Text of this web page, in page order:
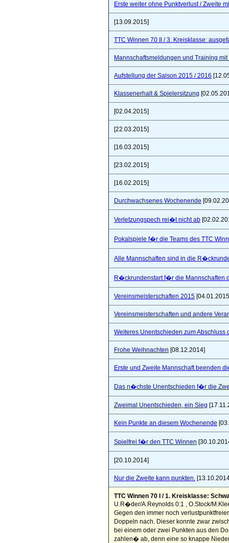
Erste weiter ohne Punktverlust / Zweite
[13.09.2015]
TTC Winnen 70 II / 3. Kreisklasse:
Mannschaftsmeldungen und Training
Aufstellung der Saison 2015 / 2016
Klassenerhalt & Spielersitzung
[02.04.2015]
[22.03.2015]
[16.03.2015]
[23.02.2015]
[16.02.2015]
Durchwachsenes Wochenende
Verletzungspech rei�t nicht ab
Pokalspiele f�r die Teams des TTC
Alle Mannschaften sind in die
R�ckrundenstart f�r die Mannschaften
Vereinsmeisterschaften 2015
Vereinsmeisterschaften und andere
Weiteres Unentschieden zum Abschluss
Frohe Weihnachten [08.12.2014]
Erste und Zweite Mannschaft beenden
Das n�chste Unentschieden f�r die
Zweimal Unentschieden, ein Sieg
Kein Punkte an diesem Wochenende
Spielfrei f�r den TTC Winnen
[20.10.2014]
Nur die Zweite kann punkten.
TTC Winnen 70 I / 1. Kreisklasse:
U.R�der/A.Reynolds 0:1 , O.Stock/
Gegen den immer noch
Doppeln nach. Dieser konnte zwar
bei einem oder zwei Punkten aus den
zahlen� ab, denn eine so knappe